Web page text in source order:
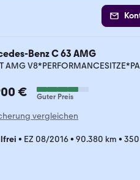
Benz C 63 AMG
AMG
€ Guter Preis
vergleichen
• EZ 08/2016• 90.380 km • 350